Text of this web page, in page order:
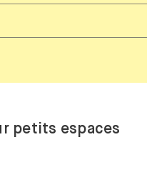
petits espaces